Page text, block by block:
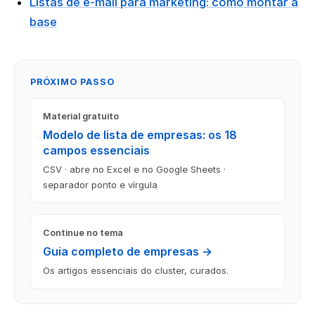
base
PRÓXIMO PASSO
Material gratuito
Modelo de lista de empresas: os 18
campos essenciais
CSV · abre no Excel e no Google Sheets ·
separador ponto e vírgula
Continue no tema
Guia completo de empresas →
Os artigos essenciais do cluster, curados.